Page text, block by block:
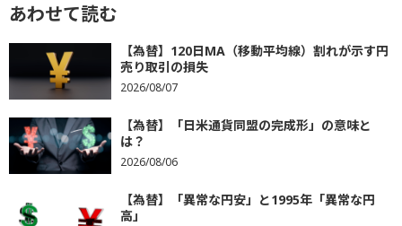
あわせて読む
【為替】120日MA（移動平均線）割れが示す円
売り取引の損失
2026/08/07
【為替】「日米通貨同盟の完成形」の意味と
は？
2026/08/06
【為替】「異常な円安」と1995年「異常な円
高」